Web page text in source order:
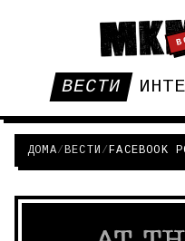
ВЕСТИ
ДОМА/ВЕСТИ /